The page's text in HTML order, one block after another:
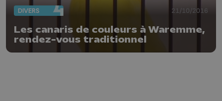
DIVERS 21/10/2016
Les canaris de couleurs à Waremme,
rendez-vous traditionnel